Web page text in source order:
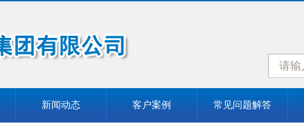
新闻动态 客户案例 常见问题解答